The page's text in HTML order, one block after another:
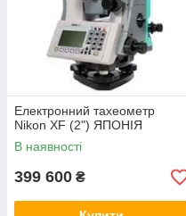
Електронний тахеометр
Nikon XF (2") ЯПОНІЯ
В наявності
399 600 ₴